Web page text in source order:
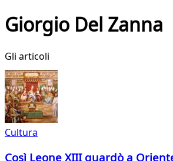
Giorgio Del Zanna
Gli articoli
Cultura
Così Leone XIII guardò a